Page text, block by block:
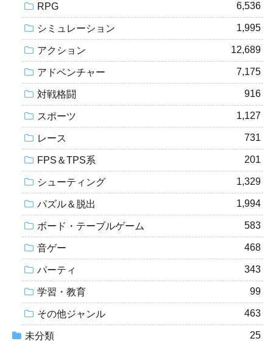
RPG 6,536
シミュレーション 1,995
アクション 12,689
アドベンチャー 7,175
対戦格闘 916
スポーツ 1,127
レース 731
FPS＆TPS系 201
シューティング 1,329
パズル＆脱出 1,994
ボード・テーブルゲーム 583
音ゲー 468
パーティ 343
学習・教育 99
その他ジャンル 463
未分類 25